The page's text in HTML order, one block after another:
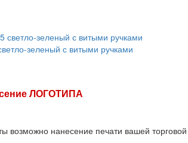
зеленый с витыми ручками
ЛОГОТИПА
возможно нанесение печати вашей